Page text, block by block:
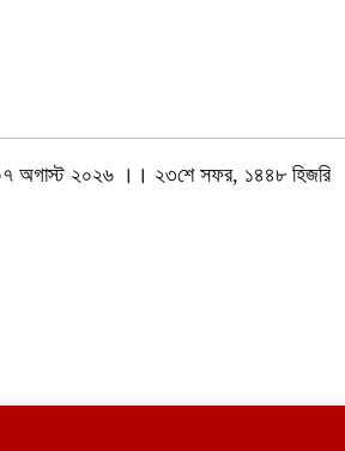
০৭ অগাস্ট ২০২৬ ।। ২৩শে সফর, ১৪৪৮ হিজরি